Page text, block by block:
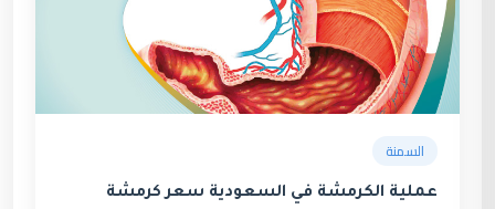
السمنة
عملية الكرمشة في السعودية سعر كرمشة